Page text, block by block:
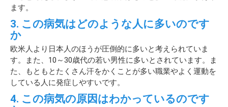
ます。
3. この病気はどのような人に多いのです
か
欧米人より日本人のほうが圧倒的に多いと考えられていま
す。また、10～30歳代の若い男性に多いとされています。ま
た、もともとたくさん汗をかくことが多い職業やよく運動を
している人に発症しやすいです。
4. この病気の原因はわかっているのです